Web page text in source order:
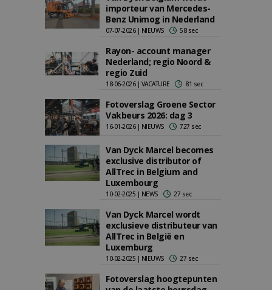
importeur van Mercedes-
Benz Unimog in Nederland
07-07-2026 | NIEUWS 58 sec
Rayon- account manager
Nederland; regio Noord &
regio Zuid
18-06-2026 | VACATURE 81 sec
Fotoverslag Groene Sector
Vakbeurs 2026: dag 3
16-01-2026 | NIEUWS 727 sec
Van Dyck Marcel becomes
exclusive distributor of
AllTrec in Belgium and
Luxembourg
10-02-2025 | NEWS 27 sec
Van Dyck Marcel wordt
exclusieve distributeur van
AllTrec in België en
Luxemburg
10-02-2025 | NIEUWS 27 sec
Fotoverslag hoogtepunten